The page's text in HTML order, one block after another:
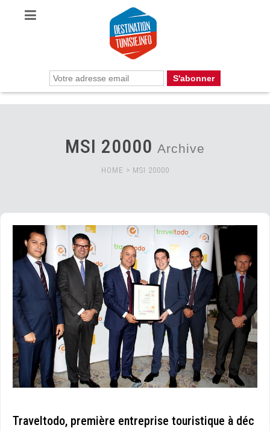
MSI 20000 Archive
HOME > MSI 20000
Traveltodo, première entreprise touristique à déc